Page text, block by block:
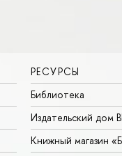
РЕСУРСЫ
Библиотека
Издательский дом
Книжный магазин